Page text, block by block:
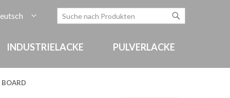
Search
INDUSTRIELACKE PULVERLACKE
BOARD